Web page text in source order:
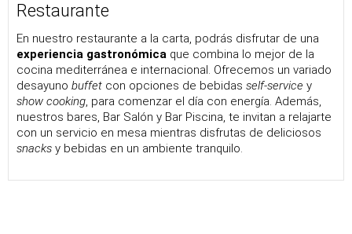
Restaurante
En nuestro restaurante a la carta, podrás disfrutar de una
experiencia gastronómica que combina lo mejor de la
cocina mediterránea e internacional. Ofrecemos un variado
desayuno buffet con opciones de bebidas self-service y
show cooking, para comenzar el día con energía. Además,
nuestros bares, Bar Salón y Bar Piscina, te invitan a relajarte
con un servicio en mesa mientras disfrutas de deliciosos
snacks y bebidas en un ambiente tranquilo.